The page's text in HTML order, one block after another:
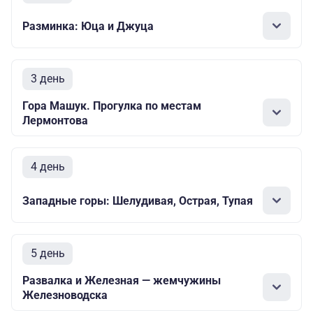
Разминка: Юца и Джуца
3 день
Гора Машук. Прогулка по местам
Лермонтова
4 день
Западные горы: Шелудивая, Острая, Тупая
5 день
Развалка и Железная — жемчужины
Железноводска